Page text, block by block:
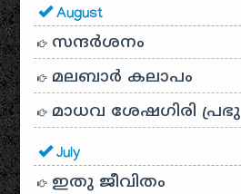
August
സന്ദര്‍ശനം
മലബാർ കലാപം
മാധവ ശേഷഗിരി പ്രഭു
July
ഇതു ജീവിതം